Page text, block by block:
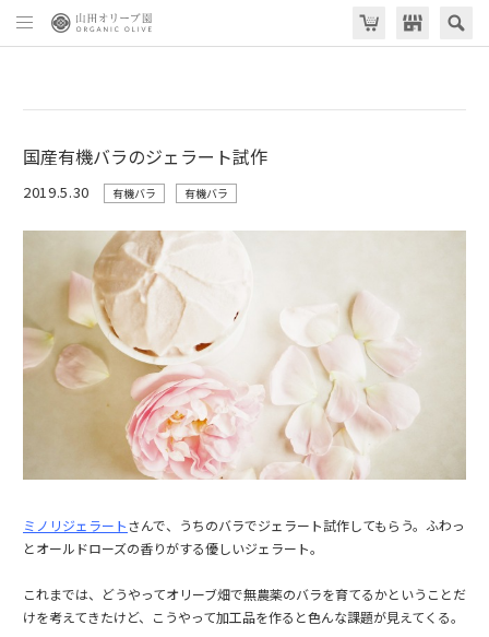
国産有機バラのジェラート試作
2019.5.30 有機バラ 有機バラ
ミノリジェラートさんで、うちのバラでジェラート試作してもらう。ふわっ
とオールドローズの香りがする優しいジェラート。
これまでは、どうやってオリーブ畑で無農薬のバラを育てるかということだ
けを考えてきたけど、こうやって加工品を作ると色んな課題が見えてくる。